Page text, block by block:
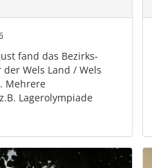
fand das Bezirks-
Wels Land / Wels
Mehrere
Lagerolympiade